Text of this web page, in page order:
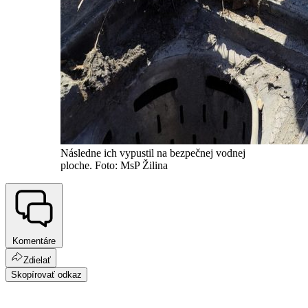
Následne ich vypustil na bezpečnej vodnej
ploche. Foto: MsP Žilina
Komentáre
Zdielať
Skopírovať odkaz